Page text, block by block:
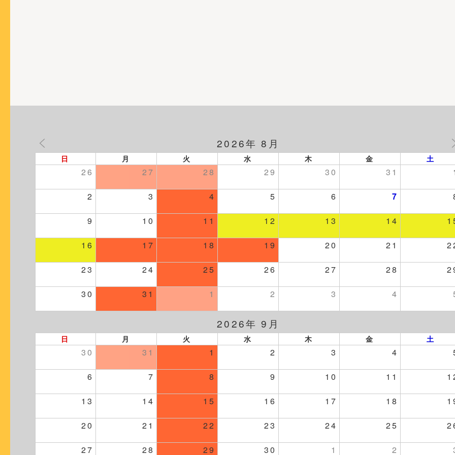
2026年 8月
日 月 火 水 木 金 土
26 27 28 29 30 31
2 3 4 5 6 7
9 10 11 12 13 14
16 17 18 19 20 21
23 24 25 26 27 28
30 31 1 2 3 4
2026年 9月
日 月 火 水 木 金 土
30 31 1 2 3 4
6 7 8 9 10 11
13 14 15 16 17 18
20 21 22 23 24 25
27 28 29 30 1 2